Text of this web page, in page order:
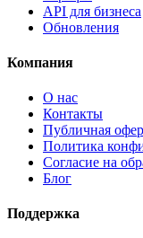
API для бизнеса
Обновления
Компания
О нас
Контакты
Публичная
Политика
Согласие на
Блог
Поддержка